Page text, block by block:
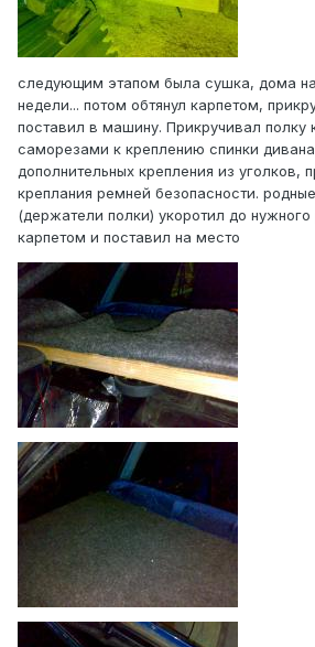
следующим этапом была сушка, дома
недели... потом обтянул карпетом,
поставил в машину. Прикручивал полку
саморезами к креплению спинки
дополнительных крепления из уголков,
креплания ремней безопасности.
(держатели полки) укоротил до нужного
карпетом и поставил на место